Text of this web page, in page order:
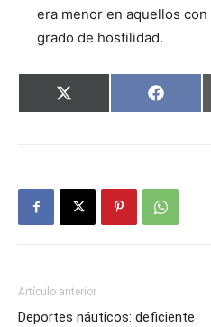
era menor en aquellos
grado de hostilidad.
Compartir
en
X
(Twitter) en
Artículo anterior
Deportes náuticos: deficiente